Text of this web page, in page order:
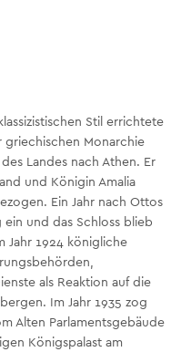
Stil errichtete
griechischen Monarchie
Landes nach Athen. Er
und Königin Amalia
Ein Jahr nach Ottos
und das Schloss blieb
Jahr 1924 königliche
als Reaktion auf die
Im Jahr 1935 zog
Alten Parlamentsgebäude
Königspalast am